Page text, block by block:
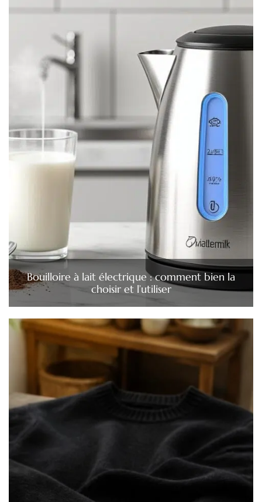
Bouilloire à lait électrique : comment bien la
choisir et l’utiliser